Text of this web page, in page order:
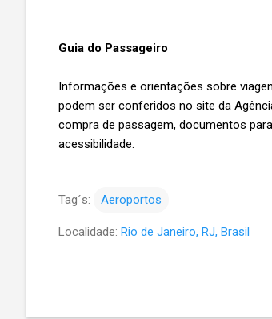
Guia do Passageiro
Informações e orientações sobre
podem ser conferidos no site da
compra de passagem, documentos
acessibilidade.
Tag´s: Aeroportos
Localidade: Rio de Janeiro, RJ, Brasil